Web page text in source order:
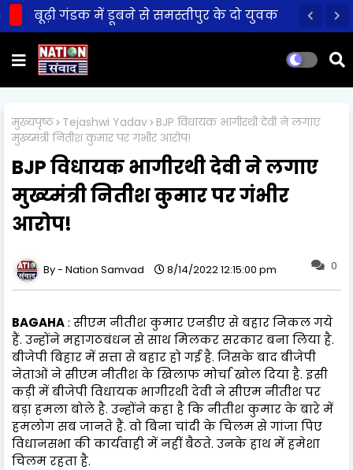
बूढ़ी गंडक में डूबने से समस्तीपुर के दो युवक
मुख्यपृष्ठ Tejashwi Yadav BJP विधायक भागीरथी देवी ने लगाए
मुख्य्मंत्री नितीश कुमार पर गंभीर आरोप!
BJP विधायक भागीरथी देवी ने लगाए
मुख्य्मंत्री नितीश कुमार पर गंभीर
आरोप!
0
Nation Samvad 8/14/2022 12:15:00 pm
BAGAHA: सीएम नीतीश कुमार एनडीए से बहार निकल गये
हैं. उन्होंने महागठबंधन से साथ मिलकर सरकार बना लिया है.
बीजेपी बिहार में सत्ता से बहार हो गई है. जिसके बाद बीजेपी
नेताओं ने सीएम नीतीश के खिलाफ मोर्चा खोल दिया है. इसी
कड़ी में बीजेपी विधायक भागीरथी देवी ने सीएम नीतीश पर
बड़ा हमला बोले है. उन्होंने कहा है कि नीतीश कुमार के बारे में
हमलोग सब जानते हैं. वो बिना चांदी के चिलम से गांजा पिए
विधानसभा की कार्यवाही में नहीं बैठते. उनके हाथ में हमेशा
चिलम रहता है.